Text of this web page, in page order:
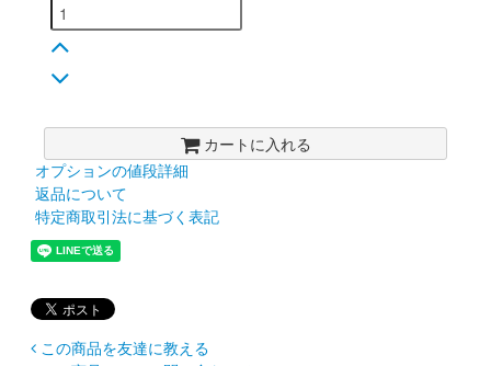
カートに入れる
オプションの値段詳細
返品について
特定商取引法に基づく表記
この商品を友達に教える